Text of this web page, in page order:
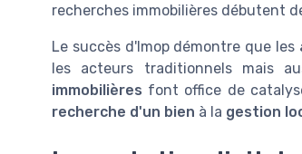
recherches immobilières débutent
Le succès d'Imop démontre que les
les acteurs traditionnels mais
immobilières font office de
recherche d'un bien à la gestion